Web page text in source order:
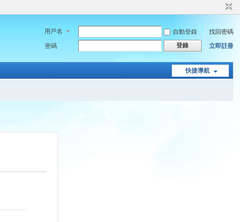
用戶名 自動登錄
找回密碼
密碼
登錄 立即註冊
快捷導航